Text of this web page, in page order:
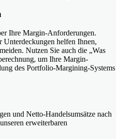
Ihre Margin-Anforderungen.
Unterdeckungen helfen Ihnen,
Nutzen Sie auch die „Was
um Ihre Margin-
des Portfolio-Margining-Systems
und Netto-Handelsumsätze nach
erweiterbaren